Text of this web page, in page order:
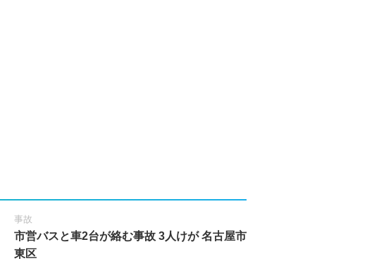
事故
市営バスと車2台が絡む事故 3人けが 名古屋市
東区